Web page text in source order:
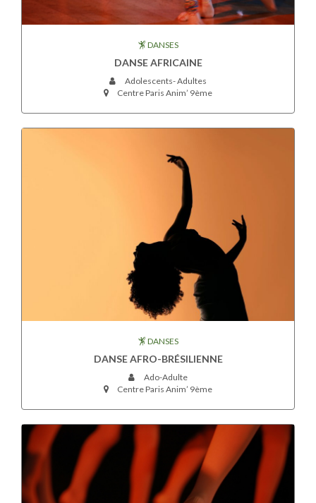
DANSES
DANSE AFRICAINE
Adolescents- Adultes
Centre Paris Anim’ 9ème
DANSES
DANSE AFRO-BRÉSILIENNE
Ado-Adulte
Centre Paris Anim’ 9ème